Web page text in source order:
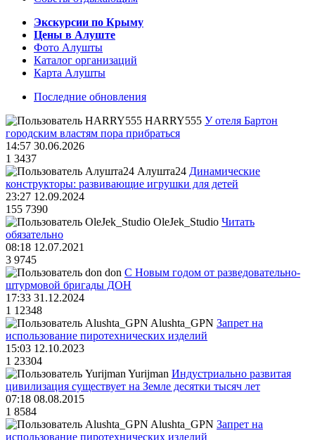
Экскурсии по Крыму
Цены в Алуште
Фото Алушты
Каталог организаций
Карта Алушты
Последние обновления
HARRY555 У отеля Бартон
городским властям пора прибраться
14:57 30.06.2026
1 3437
Алушта24 Динамические
конструкторы: развивающие игрушки для детей
23:27 12.09.2024
155 7390
OleJek_Studio Читать
обязательно
08:18 12.07.2021
3 9745
don С Новым годом от разведовательно-
штурмовой бригады ДОН
17:33 31.12.2024
1 12348
Alushta_GPN Запрет на
использование пиротехнических изделий
15:03 12.10.2023
1 23304
Yurijman Индустриально развитая
цивилизация существует на Земле десятки тысяч лет
07:18 08.08.2015
1 8584
Alushta_GPN Запрет на
использование пиротехнических изделий